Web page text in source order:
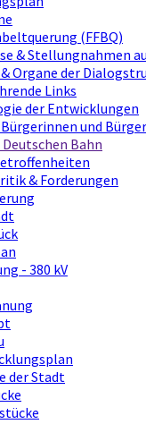
(FFBQ)
& Stellungnahmen
Organe der
Links
der Entwicklungen
und Bürger
Bahn
& Forderungen
- 380 kV
der Stadt